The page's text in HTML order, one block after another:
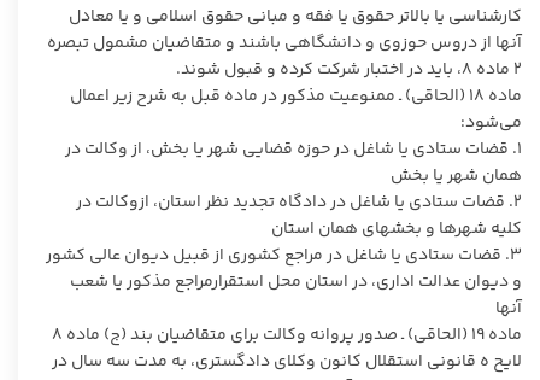
کارشناسی یا بالاتر حقوق یا فقه و مبانی حقوق اسلامی و یا معادل
آنها از دروس حوزوی و دانشگاهی باشند و متقاضیان مشمول تبصره
۲ ماده ۸، باید در اختبار شرکت کرده و قبول شوند.
ماده ۱۸ (الحاقی) ـ ممنوعیت مذکور در ماده قبل به شرح زیر اعمال
می‌شود:
۱. قضات ستادی یا شاغل در حوزه قضایی شهر یا بخش، از وکالت در
همان شهر یا بخش
۲. قضات ستادی یا شاغل در دادگاه تجدید نظر استان، ازوکالت در
کلیه شهرها و بخشهای همان استان
۳. قضات ستادی یا شاغل در مراجع کشوری از قبیل دیوان عالی کشور
و دیوان عدالت اداری، در استان محل استقرارمراجع مذکور یا شعب
آنها
ماده ۱۹ (الحاقی) ـ صدور پروانه وکالت برای متقاضیان بند (ج) ماده ۸
لایح ه قانونی استقلال کانون وکلای دادگستری، به مدت سه سال در